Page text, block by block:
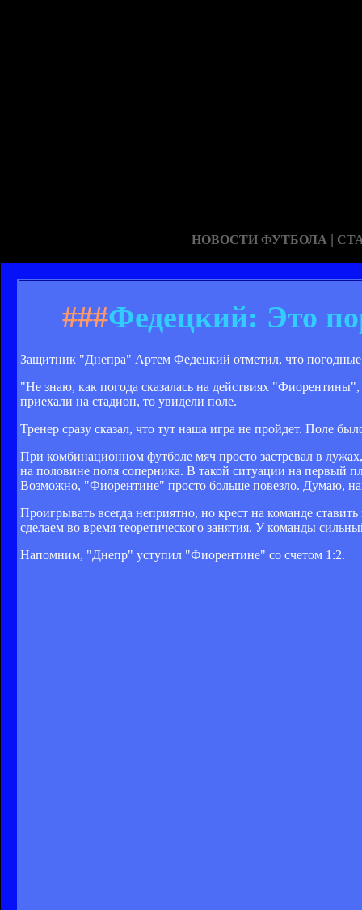
НОВОСТИ ФУТБОЛА |
###Федецкий: Это
Защитник "Днепра" Артем Федецкий отметил, что
"Не знаю, как погода сказалась на действиях
приехали на стадион, то увидели поле.
Тренер сразу сказал, что тут наша игра не пройдет. Поле
При комбинационном футболе мяч просто застревал в
на половине поля соперника. В такой ситуации на первый
Возможно, "Фиорентине" просто больше повезло. Думаю,
Проигрывать всегда неприятно, но крест на команде
сделаем во время теоретического занятия. У команды
Напомним, "Днепр" уступил "Фиорентине" со счетом 1:2.